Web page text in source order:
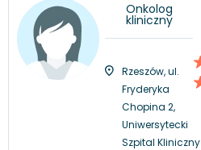
Onkolog
kliniczny
Rzeszów, ul.
Fryderyka
Chopina 2,
Uniwersytecki
Szpital Kliniczny